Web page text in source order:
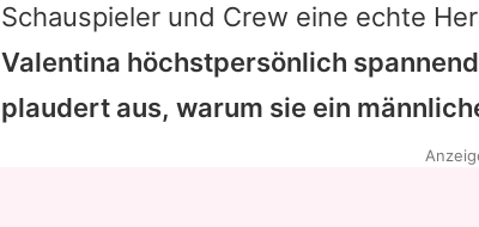
Schauspieler und Crew eine echte
Valentina höchstpersönlich
plaudert aus, warum sie ein